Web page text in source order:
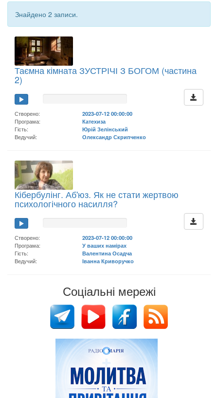
Знайдено 2 записи.
Таємна кімната ЗУСТРІЧІ З БОГОМ (частина
2)
Створено:
2023-07-12 00:00:00
Програма:
Катехиза
Гість:
Юрій Зелінський
Ведучий:
Олександр Скрипченко
Кібербулінг. Аб'юз. Як не стати жертвою
психологічного насилля?
Створено:
2023-07-12 00:00:00
Програма:
У ваших намірах
Гість:
Валентина Осадча
Ведучий:
Іванна Криворучко
Соціальні мережі